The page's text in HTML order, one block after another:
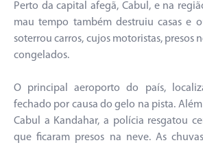
Perto da capital afegã, Cabul, e na
mau tempo também destruiu casas e
soterrou carros, cujos motoristas, presos
congelados.
O principal aeroporto do país,
fechado por causa do gelo na pista.
Cabul a Kandahar, a polícia resgatou
que ficaram presos na neve. As